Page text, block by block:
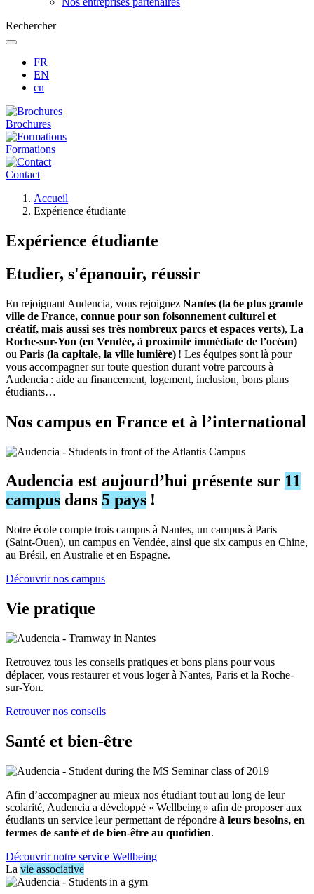
Rechercher
FR
EN
cn
Brochures
Formations
Contact
d'Ariane
Accueil
Expérience étudiante
Expérience étudiante
Etudier, s'épanouir, réussir
En rejoignant Audencia, vous rejoignez Nantes (la 6e plus grande
ville de France, connue pour son foisonnement culturel et
créatif, mais aussi ses très nombreux parcs et espaces verts), La
Roche-sur-Yon (en Vendée, à proximité immédiate de l’océan)
ou Paris (la capitale, la ville lumière) ! Les équipes sont là pour
vous accompagner sur toute question durant votre parcours à
Audencia : aide au financement, logement, inclusion, bons plans
étudiants…
Nos campus en France et à l’international
Audencia est aujourd’hui présente sur 11
campus dans 5 pays !
Notre école compte trois campus à Nantes, un campus à Paris
(Saint-Ouen), un campus en Vendée, ainsi que six campus en Chine,
au Brésil, en Australie et en Espagne.
Découvrir nos campus
Vie pratique
Retrouvez tous les conseils pratiques et bons plans pour vous
déplacer, vous restaurer et vous loger à Nantes, Paris et la Roche-
sur-Yon.
Retrouver nos conseils
Santé et bien-être
Afin d’accompagner au mieux nos étudiant tout au long de leur
scolarité, Audencia a développé « Wellbeing » afin de proposer aux
étudiants un service leur permettant de répondre à leurs besoins, en
termes de santé et de bien-être au quotidien.
Découvrir notre service Wellbeing
La vie associative